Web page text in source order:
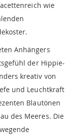
wie
Anhängers
der Hippie-
kreativ von
und Leuchtkraft
Blautönen
des Meeres. Die